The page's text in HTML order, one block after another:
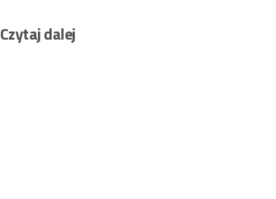
Czytaj dalej„Zbynek